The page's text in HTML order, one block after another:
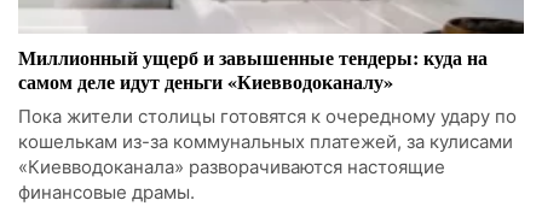
Миллионный ущерб и завышенные тендеры: куда на
самом деле идут деньги «Киевводоканалу»
Пока жители столицы готовятся к очередному удару по
кошелькам из-за коммунальных платежей, за кулисами
«Киевводоканала» разворачиваются настоящие
финансовые драмы.